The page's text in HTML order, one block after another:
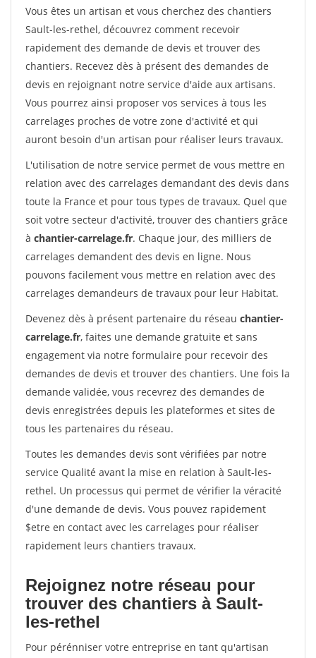
Vous êtes un artisan et vous cherchez des chantiers
Sault-les-rethel, découvrez comment recevoir
rapidement des demande de devis et trouver des
chantiers. Recevez dès à présent des demandes de
devis en rejoignant notre service d'aide aux artisans.
Vous pourrez ainsi proposer vos services à tous les
carrelages proches de votre zone d'activité et qui
auront besoin d'un artisan pour réaliser leurs travaux.
L'utilisation de notre service permet de vous mettre en
relation avec des carrelages demandant des devis dans
toute la France et pour tous types de travaux. Quel que
soit votre secteur d'activité, trouver des chantiers grâce
à chantier-carrelage.fr. Chaque jour, des milliers de
carrelages demandent des devis en ligne. Nous
pouvons facilement vous mettre en relation avec des
carrelages demandeurs de travaux pour leur Habitat.
Devenez dès à présent partenaire du réseau chantier-
carrelage.fr, faites une demande gratuite et sans
engagement via notre formulaire pour recevoir des
demandes de devis et trouver des chantiers. Une fois la
demande validée, vous recevrez des demandes de
devis enregistrées depuis les plateformes et sites de
tous les partenaires du réseau.
Toutes les demandes devis sont vérifiées par notre
service Qualité avant la mise en relation à Sault-les-
rethel. Un processus qui permet de vérifier la véracité
d'une demande de devis. Vous pouvez rapidement
$etre en contact avec les carrelages pour réaliser
rapidement leurs chantiers travaux.
Rejoignez notre réseau pour
trouver des chantiers à Sault-
les-rethel
Pour pérénniser votre entreprise en tant qu'artisan